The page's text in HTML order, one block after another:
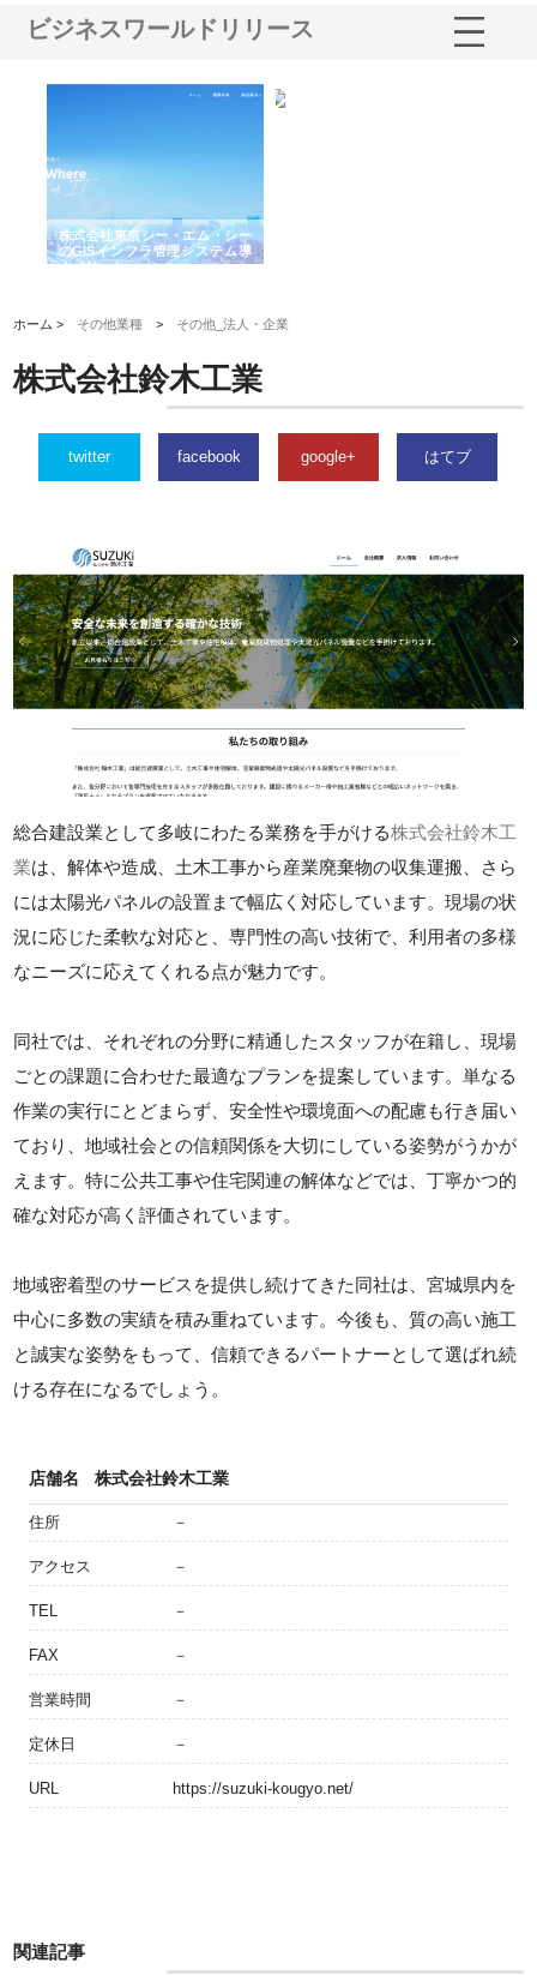
ビジネスワールドリリース
株式会社東京シー・エム・シー
のGISインフラ管理システム導
入メリット
ホーム > その他業種 > その他_法人・企業
株式会社鈴木工業
twitter facebook google+ はてブ
総合建設業として多岐にわたる業務を手がける株式会社鈴木工
業は、解体や造成、土木工事から産業廃棄物の収集運搬、さら
には太陽光パネルの設置まで幅広く対応しています。現場の状
況に応じた柔軟な対応と、専門性の高い技術で、利用者の多様
なニーズに応えてくれる点が魅力です。
同社では、それぞれの分野に精通したスタッフが在籍し、現場
ごとの課題に合わせた最適なプランを提案しています。単なる
作業の実行にとどまらず、安全性や環境面への配慮も行き届い
ており、地域社会との信頼関係を大切にしている姿勢がうかが
えます。特に公共工事や住宅関連の解体などでは、丁寧かつ的
確な対応が高く評価されています。
地域密着型のサービスを提供し続けてきた同社は、宮城県内を
中心に多数の実績を積み重ねています。今後も、質の高い施工
と誠実な姿勢をもって、信頼できるパートナーとして選ばれ続
ける存在になるでしょう。
店舗名 株式会社鈴木工業
住所 －
アクセス －
TEL －
FAX －
営業時間 －
定休日 －
URL https://suzuki-kougyo.net/
関連記事